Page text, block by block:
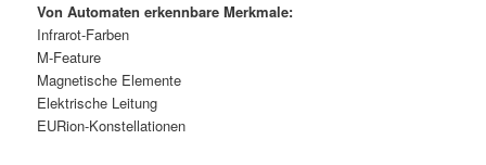
Von Automaten erkennbare Merkmale:
Infrarot-Farben
M-Feature
Magnetische Elemente
Elektrische Leitung
EURion-Konstellationen